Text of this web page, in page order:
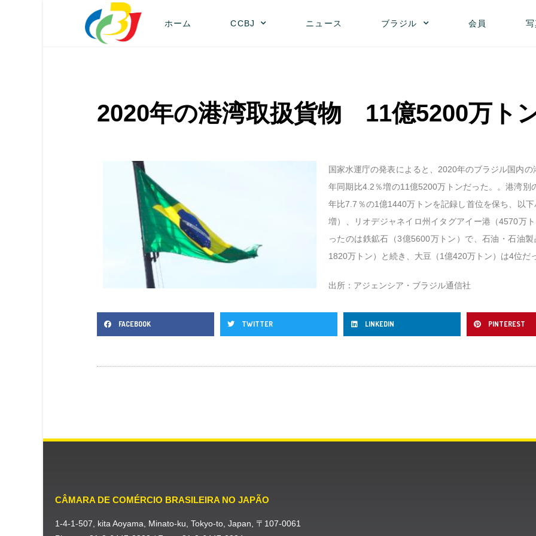
ホーム CCBJ ニュース ブラジル 会員
2020年の港湾取扱貨物 11億5200万ト
国家水運庁の発表によると、2020年のブラジル国内
年同期比4.2％増の11億5200万トンだった。。港湾
年比7.7％の1億1440万トンを記録し首位を保ち、以
増）、リオデジャネイロ州イタグアイー港（4570万
ったのは鉄鉱石（3億5600万トン）で、石油・石油
1820万トン）と続き、大豆（1億420万トン）は4位だ
出所：アジェンシア・ブラジル通信社
FACEBOOK TWITTER LINKEDIN PINTEREST
CÂMARA DE COMÉRCIO BRASILEIRA NO JAPÃO
1-4-1-507, kita Aoyama, Minato-ku, Tokyo-to, Japan, 〒107-0061